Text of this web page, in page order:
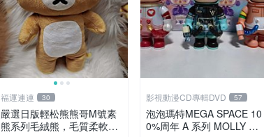
福運連連 30
嚴選日版輕松熊熊哥M號素
熊系列毛絨熊，毛質柔軟，
影視動漫CD專輯DVD 57
泡泡瑪特MEGA SPACE 10
0%周年 A 系列 MOLLY 權